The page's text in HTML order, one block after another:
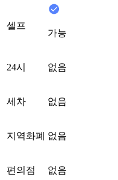
셀프
가능
24시 없음
세차 없음
지역화폐 없음
편의점 없음